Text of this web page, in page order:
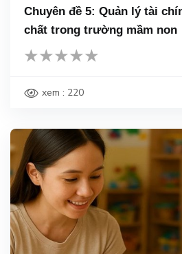
Chuyên đề 5: Quản lý tài
chất trong trường mầm non
xem : 220